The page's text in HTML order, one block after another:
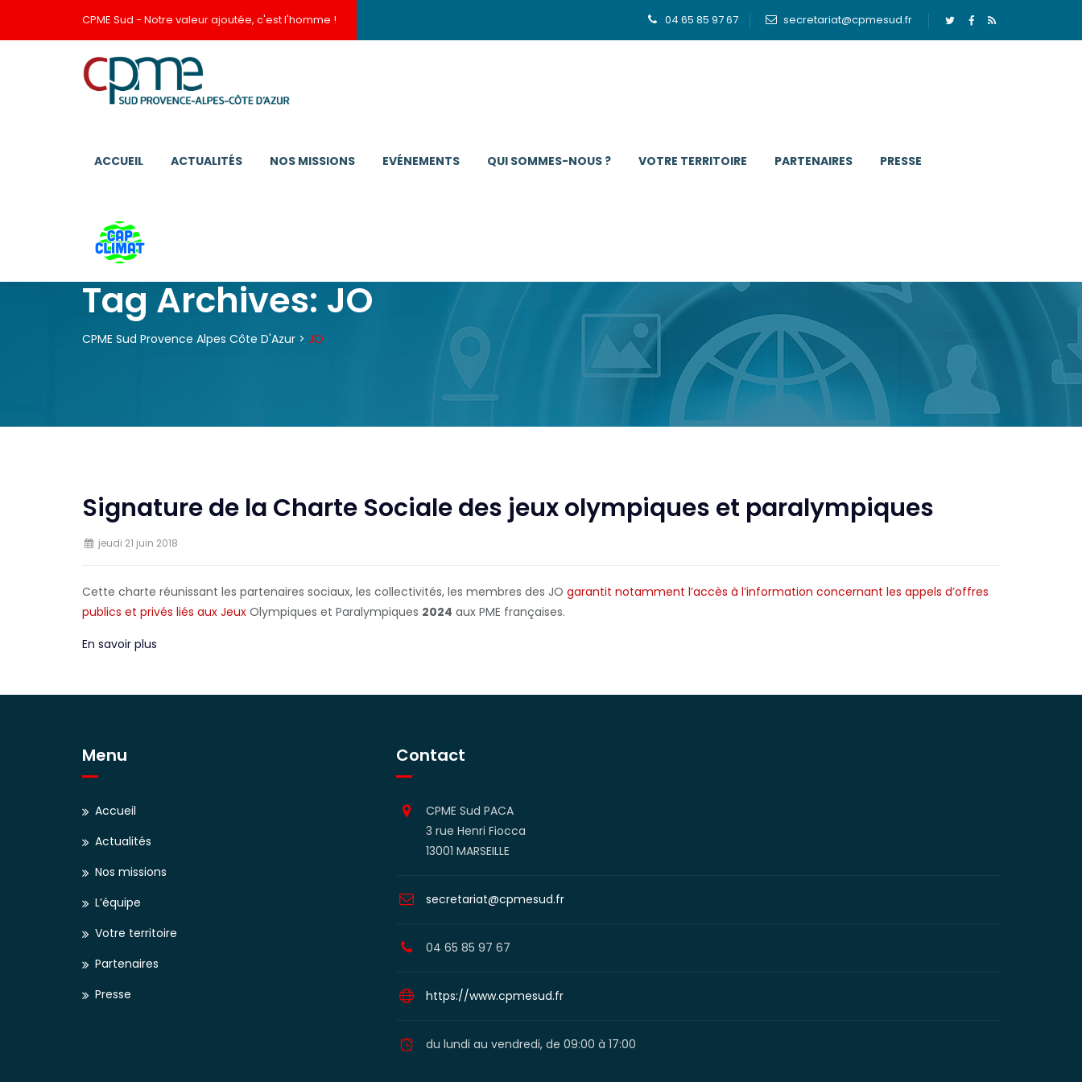
CPME Sud - Notre valeur ajoutée, c'est l'homme ! 04 65 85 97 67 secretariat@cpmesud.fr
ACCUEIL ACTUALITÉS NOS MISSIONS EVÉNEMENTS QUI SOMMES-NOUS ? VOTRE TERRITOIRE PARTENAIRES PRESSE
Tag Archives: JO
CPME Sud Provence Alpes Côte D'Azur > JO
Signature de la Charte Sociale des jeux olympiques et paralympiques
jeudi 21 juin 2018
Cette charte réunissant les partenaires sociaux, les collectivités, les membres des JO garantit notamment l’accès à l’information concernant les appels d’offres
publics et privés liés aux Jeux Olympiques et Paralympiques 2024 aux PME françaises.
En savoir plus
Menu
Accueil
Actualités
Nos missions
L’équipe
Votre territoire
Partenaires
Presse
Contact
CPME Sud PACA
3 rue Henri Fiocca
13001 MARSEILLE
secretariat@cpmesud.fr
04 65 85 97 67
https://www.cpmesud.fr
du lundi au vendredi, de 09:00 à 17:00